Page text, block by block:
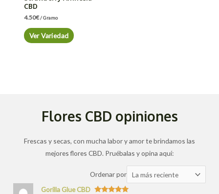
CBD
4.50€/ Gramo
Ver Variedad
Flores CBD opiniones
Frescas y secas, con mucha labor y amor te brindamos las
mejores flores CBD. Pruébalas y opina aquí:
Ordenar por Ordenar
las
Gorilla Glue CBD